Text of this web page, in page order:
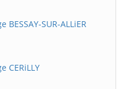
SUR-ALLiER
CERiLLY